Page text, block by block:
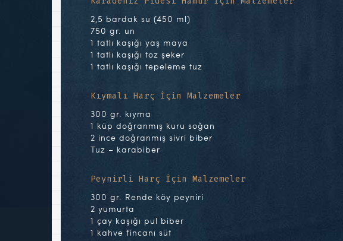
2,5 bardak su (450 ml)
750 gr. un
1 tatlı kaşığı yaş maya
1 tatlı kaşığı toz şeker
1 tatlı kaşığı tepeleme tuz
Kıymalı Harç İçin Malzemeler
300 gr. kıyma
1 küp doğranmış kuru soğan
2 ince doğranmış sivri biber
Tuz – karabiber
Peynirli Harç İçin Malzemeler
300 gr. Rende köy peyniri
2 yumurta
1 çay kaşığı pul biber
1 kahve fincanı süt